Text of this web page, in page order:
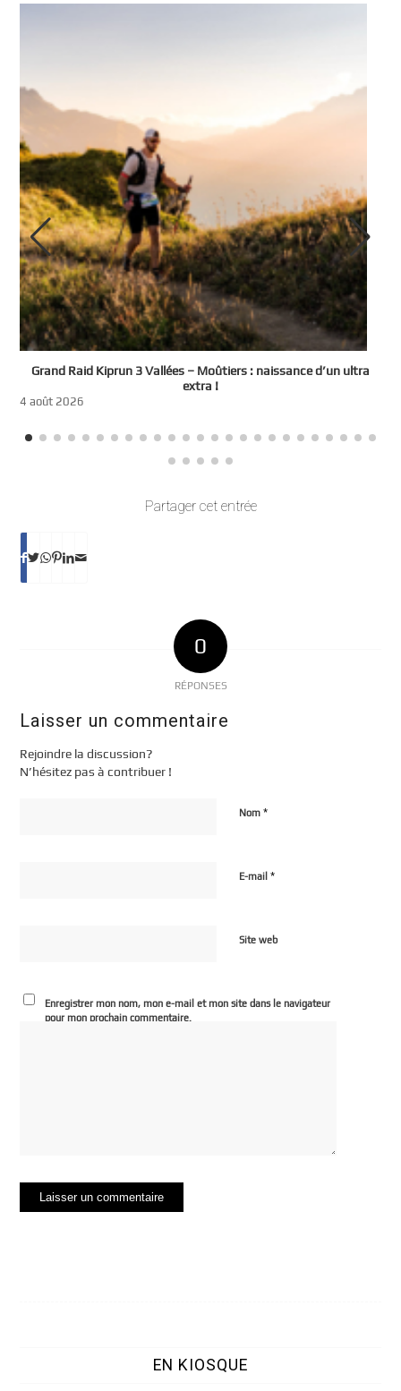
Grand Raid Kiprun 3 Vallées – Moûtiers : naissance d’un ultra
extra !
4 août 2026
Partager cet entrée
0
RÉPONSES
Laisser un commentaire
Rejoindre la discussion?
N’hésitez pas à contribuer !
Nom*
E-mail*
Site web
Enregistrer mon nom, mon e-mail et mon site dans le navigateur
pour mon prochain commentaire.
EN KIOSQUE